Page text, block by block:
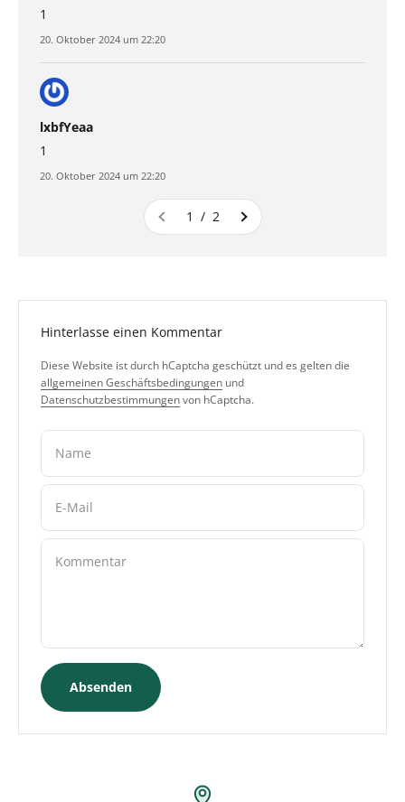
1
20. Oktober 2024 um 22:20
lxbfYeaa
1
20. Oktober 2024 um 22:20
1 / 2
Hinterlasse einen Kommentar
Diese Website ist durch hCaptcha geschützt und es gelten die
allgemeinen Geschäftsbedingungen und
Datenschutzbestimmungenvon hCaptcha.
Name
E-Mail
Kommentar
Absenden